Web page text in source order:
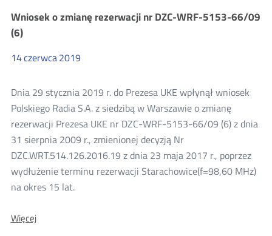
rezerwacji
5153-
Wniosek o zmianę rezerwacji nr DZC-WRF-5153-66/09
(6)
14czerwca2019
Dnia 29 stycznia 2019 r. do Prezesa UKE wpłynął wniosek
Polskiego Radia S.A. z siedzibą w Warszawie o zmianę
rezerwacji Prezesa UKE nr DZC-WRF-5153-66/09 (6) z dnia
31 sierpnia 2009 r., zmienionej decyzją Nr
DZC.WRT.514.126.2016.19 z dnia 23 maja 2017 r., poprzez
wydłużenie terminu rezerwacji Starachowice(f=98,60 MHz)
na okres 15 lat.
WięcejO: